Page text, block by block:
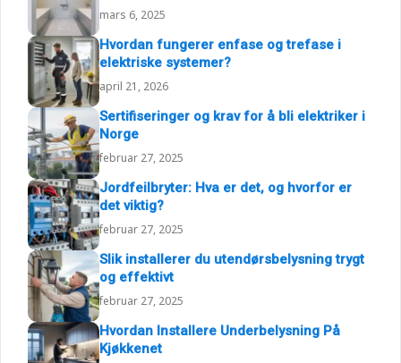
mars 6, 2025
Hvordan fungerer enfase og trefase i
elektriske systemer?
april 21, 2026
Sertifiseringer og krav for å bli elektriker i
Norge
februar 27, 2025
Jordfeilbryter: Hva er det, og hvorfor er
det viktig?
februar 27, 2025
Slik installerer du utendørsbelysning trygt
og effektivt
februar 27, 2025
Hvordan Installere Underbelysning På
Kjøkkenet